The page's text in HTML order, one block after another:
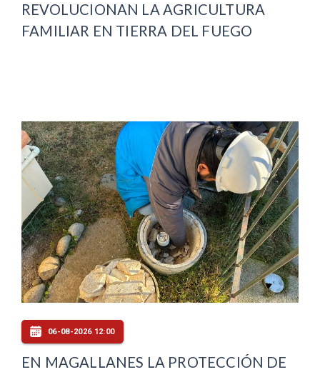
REVOLUCIONAN LA AGRICULTURA
FAMILIAR EN TIERRA DEL FUEGO
06-08-2026 12:00
EN MAGALLANES LA PROTECCIÓN DE